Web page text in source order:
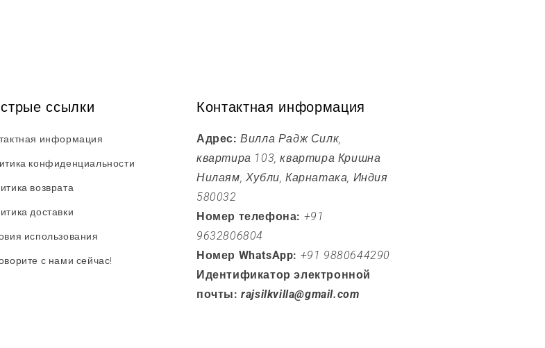
ссылки
информация
конфиденциальности
возврата
доставки
использования
с нами сейчас!
Контактная информация
Адрес: Вилла Радж Силк,
квартира 103, квартира Кришна
Нилаям, Хубли, Карнатака, Индия
580032
Номер телефона: +91
9632806804
Номер WhatsApp: +91 9880644290
Идентификатор электронной
почты: rajsilkvilla@gmail.com